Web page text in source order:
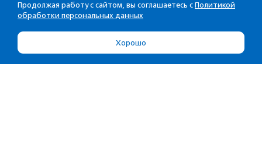
Продолжая работу с сайтом, вы соглашаетесь с Политикой
обработки персональных данных
Хорошо